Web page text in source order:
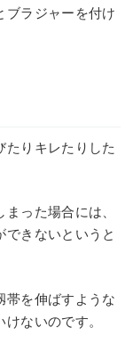
ブラジャーを付け
りキレたりした
った場合には、
できないというと
帯を伸ばすような
ないのです。